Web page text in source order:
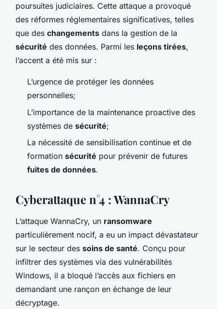
poursuites judiciaires. Cette attaque a provoqué
des réformes réglementaires significatives, telles
que des changements dans la gestion de la
sécurité des données. Parmi les leçons tirées,
l’accent a été mis sur :
L’urgence de protéger les données
personnelles;
L’importance de la maintenance proactive des
systèmes de sécurité;
La nécessité de sensibilisation continue et de
formation sécurité pour prévenir de futures
fuites de données.
Cyberattaque n°4 : WannaCry
L’attaque WannaCry, un ransomware
particulièrement nocif, a eu un impact dévastateur
sur le secteur des soins de santé. Conçu pour
infiltrer des systèmes via des vulnérabilités
Windows, il a bloqué l’accès aux fichiers en
demandant une rançon en échange de leur
décryptage.